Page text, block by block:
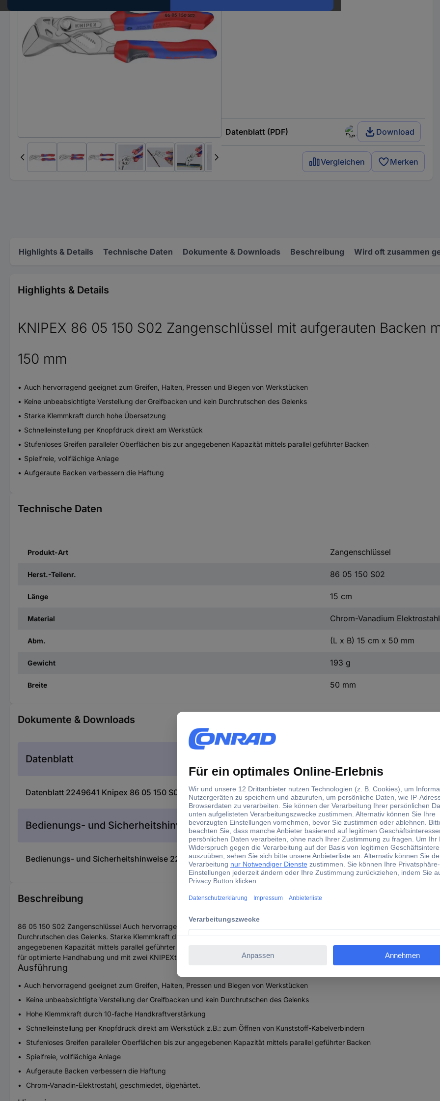
Datenblatt (PDF) Download
Vergleichen Merken
Highlights & Details Technische Daten Dokumente & Downloads Beschreibung Wird oft zusammen
Highlights & Details
KNIPEX 86 05 150 S02 Zangenschlüssel mit aufgerauten Backen
150 mm
Auch hervorragend geeignet zum Greifen, Halten, Pressen und Biegen von Werkstücken
Keine unbeabsichtigte Verstellung der Greifbacken und kein Durchrutschen des Gelenks
Starke Klemmkraft durch hohe Übersetzung
Schnelleinstellung per Knopfdruck direkt am Werkstück
Stufenloses Greifen paralleler Oberflächen bis zur angegebenen Kapazität mittels parallel geführter Backen
Spielfreie, vollflächige Anlage
Aufgeraute Backen verbessern die Haftung
Technische Daten
Produkt-Art Zangenschlüssel
Herst.-Teilenr. 86 05 150 S02
Länge 15 cm
Material Chrom-Vanadium Elektrostahl
Abm. (L x B) 15 cm x 50 mm
Gewicht 193 g
Breite 50 mm
Dokumente & Downloads
Datenblatt
Datenblatt 2249641 Knipex 86 05 150 S02 Zangenschlüssel 15 cm
Bedienungs- und Sicherheitshinweise
Bedienungs- und Sicherheitshinweise 2249641 Knipex 86 05 150 S02 Zangenschlüssel 15 cm
Beschreibung
86 05 150 S02 Zangenschlüssel Auch hervorragend geeignet zum Greifen, Halten, Pressen und Biegen von Werkstücken. Keine
Durchrutschen des Gelenks. Starke Klemmkraft durch hohe Übersetzung. Schnelleinstellung per Knopfdruck direkt am
angegebenen Kapazität mittels parallel geführter Backen. Spielfreie, vollflächige Anlage. Aufgeraute Backen verbessern die
für optimierte Handhabung und mit zwei KNIPEXtend-Schnittstellen für Erweiterungen.
Ausführung
Auch hervorragend geeignet zum Greifen, Halten, Pressen und Biegen von Werkstücken
Keine unbeabsichtigte Verstellung der Greifbacken und kein Durchrutschen des Gelenks
Hohe Klemmkraft durch 10-fache Handkraftverstärkung
Schnelleinstellung per Knopfdruck direkt am Werkstück z.B.: zum Öffnen von Kunststoff-Kabelverbindern
Stufenloses Greifen paralleler Oberflächen bis zur angegebenen Kapazität mittels parallel geführter Backen
Spielfreie, vollflächige Anlage
Aufgeraute Backen verbessern die Haftung
Chrom-Vanadin-Elektrostahl, geschmiedet, ölgehärtet.